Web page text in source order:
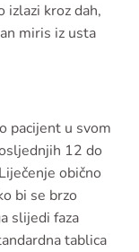
izlazi kroz dah,
miris iz usta
pacijent u svom
12 do
obično
bi se brzo
slijedi faza
tablica